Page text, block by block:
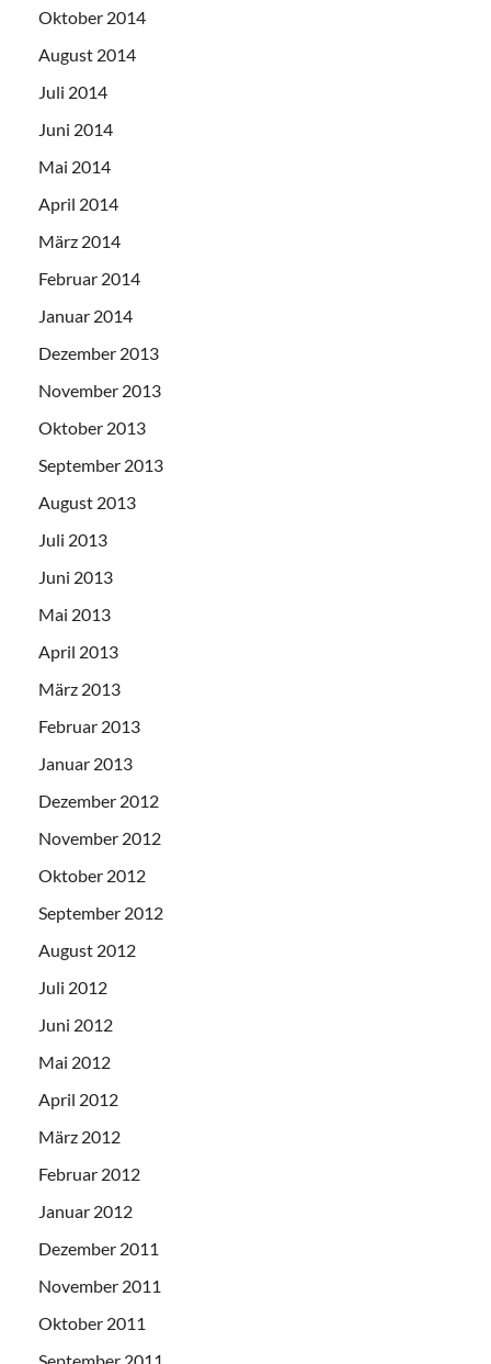
Oktober 2014
August 2014
Juli 2014
Juni 2014
Mai 2014
April 2014
März 2014
Februar 2014
Januar 2014
Dezember 2013
November 2013
Oktober 2013
September 2013
August 2013
Juli 2013
Juni 2013
Mai 2013
April 2013
März 2013
Februar 2013
Januar 2013
Dezember 2012
November 2012
Oktober 2012
September 2012
August 2012
Juli 2012
Juni 2012
Mai 2012
April 2012
März 2012
Februar 2012
Januar 2012
Dezember 2011
November 2011
Oktober 2011